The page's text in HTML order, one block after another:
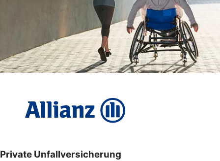
Private Unfallversicherung